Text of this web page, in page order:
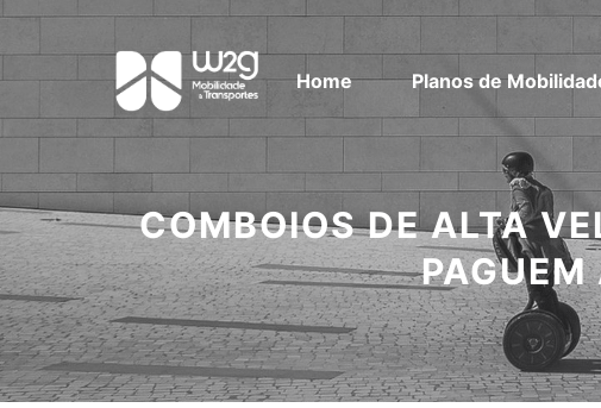
Home Planos de
COMBOIOS DE ALTA
PAGUEM